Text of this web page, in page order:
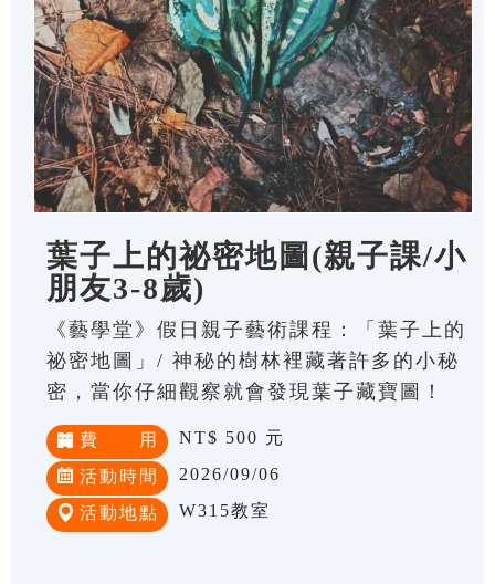
葉子上的祕密地圖(親子課/小
朋友3-8歲)
《藝學堂》假日親子藝術課程：「葉子上的
祕密地圖」/ 神秘的樹林裡藏著許多的小秘
密，當你仔細觀察就會發現葉子藏寶圖！
費 用 NT$ 500 元
活動時間 2026/09/06
活動地點 W315教室